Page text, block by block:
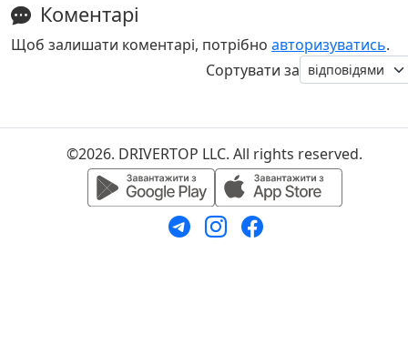
Коментарі
Щоб залишати коментарі, потрібно авторизуватись.
Сортувати за
©2026. DRIVERTOP LLC. All rights reserved.